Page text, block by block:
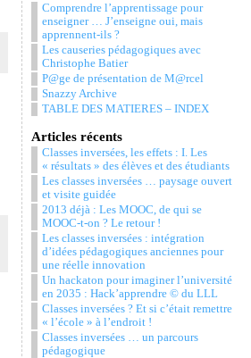
Comprendre l’apprentissage pour
enseigner … J’enseigne oui, mais
apprennent-ils ?
Les causeries pédagogiques avec
Christophe Batier
P@ge de présentation de M@rcel
Snazzy Archive
TABLE DES MATIERES – INDEX
Articles récents
Classes inversées, les effets : I. Les
« résultats » des élèves et des étudiants
Les classes inversées … paysage ouvert
et visite guidée
2013 déjà : Les MOOC, de qui se
MOOC-t-on ? Le retour !
Les classes inversées : intégration
d’idées pédagogiques anciennes pour
une réelle innovation
Un hackaton pour imaginer l’université
en 2035 : Hack’apprendre © du LLL
Classes inversées ? Et si c’était remettre
« l’école » à l’endroit !
Classes inversées … un parcours
pédagogique